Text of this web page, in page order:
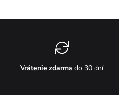
Vrátenie zdarma do 30 dní